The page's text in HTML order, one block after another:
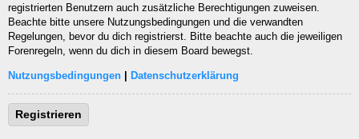
registrierten Benutzern auch zusätzliche Berechtigungen zuweisen.
Beachte bitte unsere Nutzungsbedingungen und die verwandten
Regelungen, bevor du dich registrierst. Bitte beachte auch die jeweiligen
Forenregeln, wenn du dich in diesem Board bewegst.
Nutzungsbedingungen Datenschutzerklärung
Registrieren